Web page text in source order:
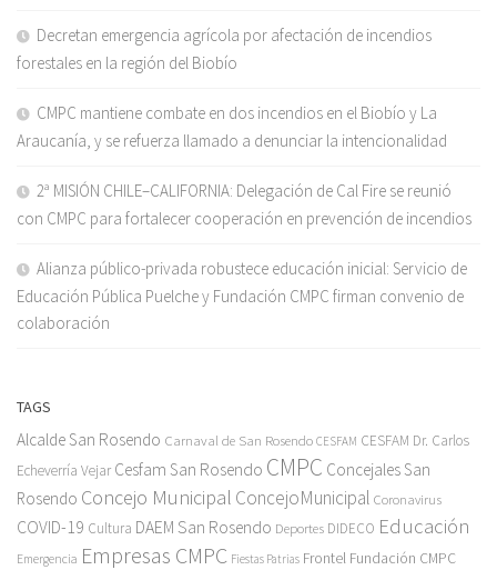
Decretan emergencia agrícola por afectación de incendios
forestales en la región del Biobío
CMPC mantiene combate en dos incendios en el Biobío y La
Araucanía, y se refuerza llamado a denunciar la intencionalidad
2ª MISIÓN CHILE–CALIFORNIA: Delegación de Cal Fire se reunió
con CMPC para fortalecer cooperación en prevención de incendios
Alianza público-privada robustece educación inicial: Servicio de
Educación Pública Puelche y Fundación CMPC firman convenio de
colaboración
TAGS
Alcalde San Rosendo Carnaval de San Rosendo CESFAM CESFAM Dr. Carlos
Echeverría Vejar Cesfam San Rosendo CMPC Concejales San
Rosendo Concejo Municipal ConcejoMunicipal Coronavirus
COVID-19 Cultura DAEM San Rosendo Deportes DIDECO Educación
Emergencia Empresas CMPC Fiestas Patrias Frontel Fundación CMPC